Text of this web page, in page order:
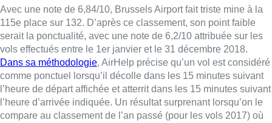
Avec une note de 6,84/10, Brussels Airport fait triste mine à la
115e place sur 132. D’après ce classement, son point faible
serait la ponctualité, avec une note de 6,2/10 attribuée sur les
vols effectués entre le 1er janvier et le 31 décembre 2018.
Dans sa méthodologie, AirHelp précise qu’un vol est considéré
comme ponctuel lorsqu’il décolle dans les 15 minutes suivant
l’heure de départ affichée et atterrit dans les 15 minutes suivant
l’heure d’arrivée indiquée. Un résultat surprenant lorsqu’on le
compare au classement de l’an passé (pour les vols 2017) où